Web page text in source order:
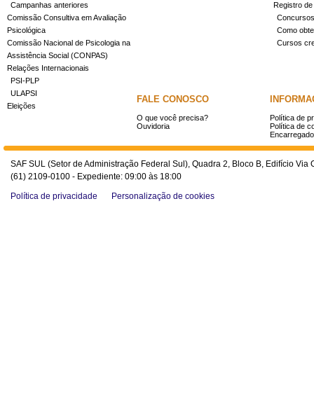
Campanhas anteriores
Comissão Consultiva em Avaliação
Psicológica
Comissão Nacional de Psicologia na
Assistência Social (CONPAS)
Relações Internacionais
PSI-PLP
ULAPSI
Eleições
Registro
Concursos
Como
Cursos
FALE CONOSCO
O que você precisa?
Ouvidoria
Política de
Política de
SAF SUL (Setor de Administração Federal Sul), Quadra 2, Bloco B, Edifício
(61) 2109-0100 - Expediente: 09:00 às 18:00
Política de privacidade
Personalização de cookies